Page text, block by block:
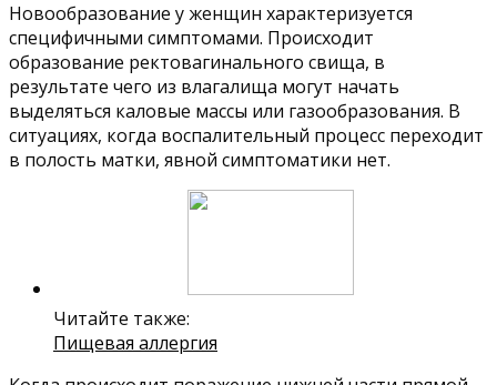
Новообразование у женщин характеризуется
специфичными симптомами. Происходит
образование ректовагинального свища, в
результате чего из влагалища могут начать
выделяться каловые массы или газообразования. В
ситуациях, когда воспалительный процесс переходит
в полость матки, явной симптоматики нет.
Читайте также:
Пищевая аллергия